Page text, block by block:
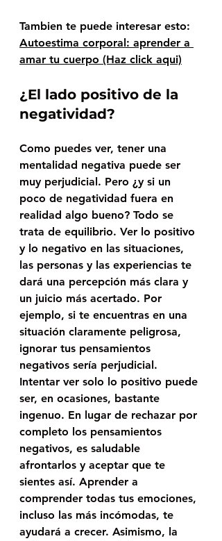
Tambien te puede interesar esto:
Autoestima corporal: aprender a
amar tu cuerpo (Haz click aqui)
¿El lado positivo de la
negatividad?
Como puedes ver, tener una
mentalidad negativa puede ser
muy perjudicial. Pero ¿y si un
poco de negatividad fuera en
realidad algo bueno? Todo se
trata de equilibrio. Ver lo positivo
y lo negativo en las situaciones,
las personas y las experiencias te
dará una percepción más clara y
un juicio más acertado. Por
ejemplo, si te encuentras en una
situación claramente peligrosa,
ignorar tus pensamientos
negativos sería perjudicial.
Intentar ver solo lo positivo puede
ser, en ocasiones, bastante
ingenuo. En lugar de rechazar por
completo los pensamientos
negativos, es saludable
afrontarlos y aceptar que te
sientes así. Aprender a
comprender todas tus emociones,
incluso las más incómodas, te
ayudará a crecer. Asimismo, la